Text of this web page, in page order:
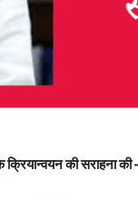
क्रियान्वयन की सराहना